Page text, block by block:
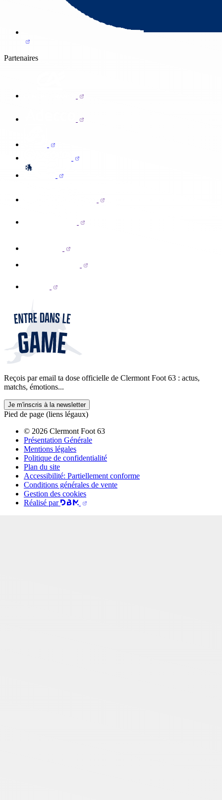
Partenaires
Reçois par email ta dose officielle de Clermont Foot 63 : actus,
matchs, émotions...
Je m'inscris à la newsletter
Pied de page (liens légaux)
© 2026 Clermont Foot 63
Présentation Générale
Mentions légales
Politique de confidentialité
Plan du site
Accessibilité: Partiellement conforme
Conditions générales de vente
Gestion des cookies
Réalisé par